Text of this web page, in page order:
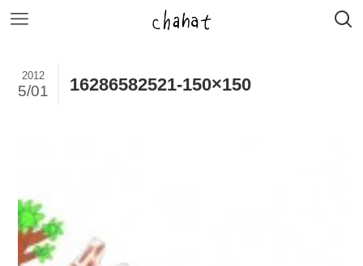
16286582521-150×150
2012
5/01